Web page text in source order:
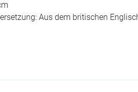
Aus dem britischen